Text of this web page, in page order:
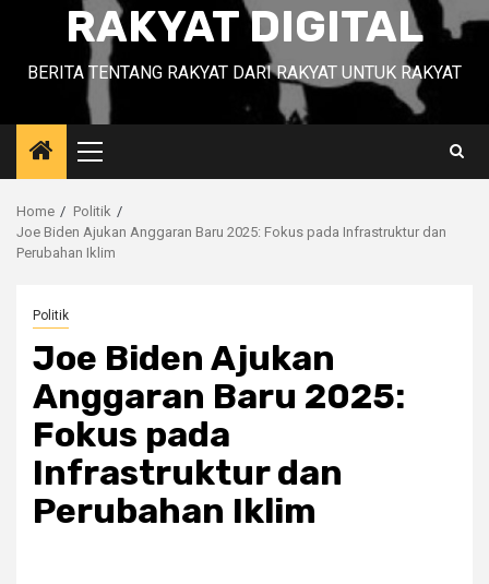
RAKYAT DIGITAL
BERITA TENTANG RAKYAT DARI RAKYAT UNTUK RAKYAT
Primary
Menu
Home
Politik
Joe Biden Ajukan Anggaran Baru 2025: Fokus pada Infrastruktur dan
Perubahan Iklim
Politik
Joe Biden Ajukan
Anggaran Baru 2025:
Fokus pada
Infrastruktur dan
Perubahan Iklim